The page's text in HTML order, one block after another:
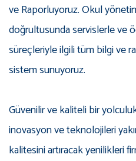
ve Raporluyoruz. Okul
doğrultusunda servislerle ve
süreçleriyle ilgili tüm bilgi ve
sistem sunuyoruz.
Güvenilir ve kaliteli bir
inovasyon ve teknolojileri
kalitesini artıracak yenilikleri